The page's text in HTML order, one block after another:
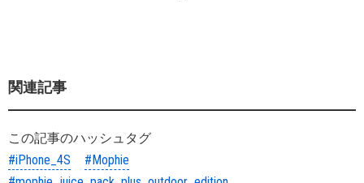
関連記事
この記事のハッシュタグ
#iPhone_4S
#Mophie